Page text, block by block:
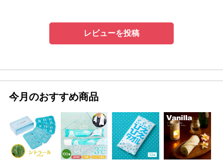
レビューを投稿
今月のおすすめ商品